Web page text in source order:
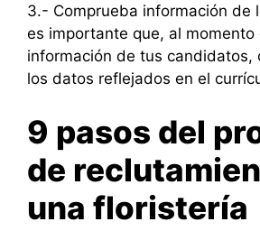
3.- Comprueba información de
es importante que, al momento
información de tus candidatos,
los datos reflejados en el
9 pasos del
de
una floristería